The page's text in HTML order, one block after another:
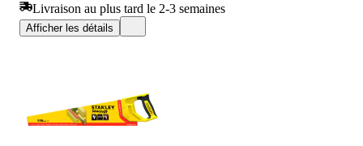
Livraison au plus tard le 2-3 semaines
Afficher les détails